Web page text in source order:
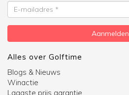
E-
mailadres
Aanmelden
Alles over Golftime
Blogs & Nieuws
Winactie
Laagste prijs garantie